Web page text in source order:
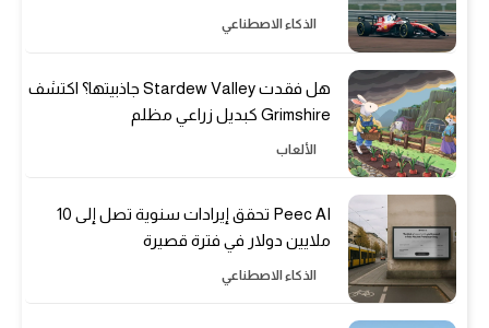
الذكاء الاصطناعي
هل فقدت Stardew Valley جاذبيتها؟ اكتشف
Grimshire كبديل زراعي مظلم
الألعاب
Peec AI تحقق إيرادات سنوية تصل إلى 10
ملايين دولار في فترة قصيرة
الذكاء الاصطناعي